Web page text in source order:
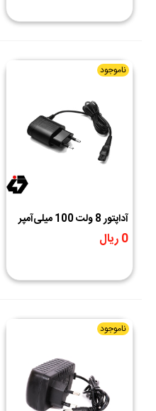
ناموجود
آداپتور 8 ولت 100 میلی‌آمپر
فیلیپس مخصوص ریش
0 ریال
ناموجود